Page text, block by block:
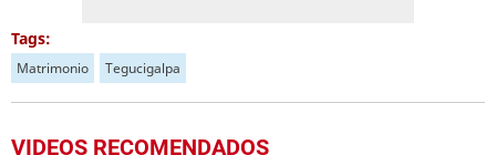
Tags:
Matrimonio Tegucigalpa
VIDEOS RECOMENDADOS